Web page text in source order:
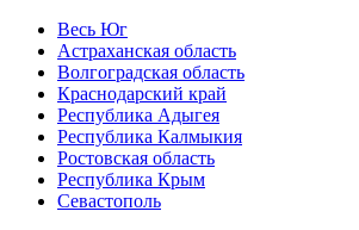
Весь Юг
Астраханская область
Волгоградская область
Краснодарский край
Республика Адыгея
Республика Калмыкия
Ростовская область
Республика Крым
Севастополь